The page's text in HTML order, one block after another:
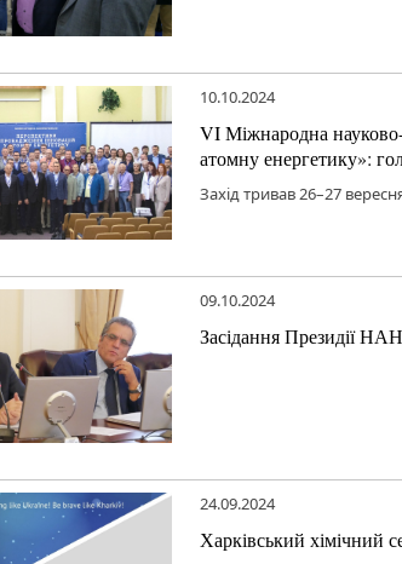
10.10.2024
VI Міжнародна
атомну енергетику»:
Захід тривав 26–27
09.10.2024
Засідання Президії
24.09.2024
Харківський хімічний